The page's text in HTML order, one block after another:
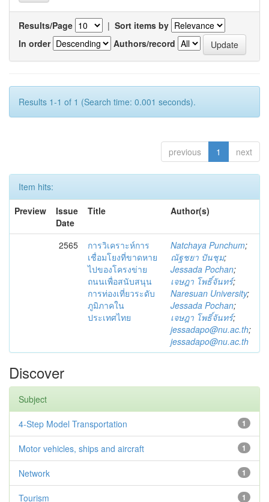
Results/Page | Sort items by
In order
Authors/record
Results 1-1 of 1 (Search time: 0.001 seconds).
previous 1 next
Item hits:
Preview
Issue
Date
Title Author(s)
2565
การวิเคราะห์การ
เชื่อมโยงที่ขาดหาย
ไปของโครงข่าย
ถนนเพื่อสนับสนุน
การท่องเที่ยวระดับ
ภูมิภาคใน
ประเทศไทย
Natchaya Punchum;
ณัฐชยา ปันชุม;
Jessada Pochan;
เจษฎา โพธิ์จันทร์;
Naresuan University;
Jessada Pochan;
เจษฎา โพธิ์จันทร์;
jessadapo@nu.ac.th;
jessadapo@nu.ac.th
Discover
Subject
1
4-Step Model Transportation
1
Motor vehicles, ships and aircraft
1
Network
1
Tourism